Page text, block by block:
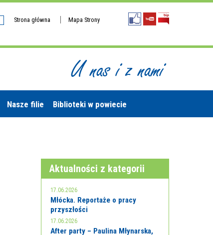
Strona główna Mapa Strony
U nas i z nami
Nasze filie Biblioteki w powiecie
Aktualności z kategorii
17.06.2026
Młócka. Reportaże o pracy
przyszłości
17.06.2026
After party – Paulina Młynarska,